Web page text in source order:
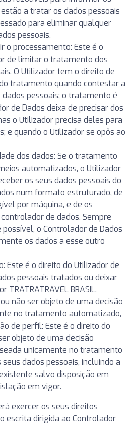
a tratar os dados pessoais
para eliminar qualquer
pessoais.
o processamento: Este é o
de limitar o tratamento dos
O Utilizador tem o direito de
tratamento quando contestar a
pessoais; o tratamento é
de Dados deixa de precisar dos
o Utilizador precisa deles para
e quando o Utilizador se opôs ao
dos dados: Se o tratamento
automatizados, o Utilizador
os seus dados pessoais do
num formato estruturado, de
por máquina, e de os
de dados. Sempre
o Controlador de Dados
os dados a esse outro
Este é o direito do Utilizador de
pessoais tratados ou deixar
TRATRATRAVEL BRASIL.
não ser objeto de uma decisão
no tratamento automatizado,
de perfil: Este é o direito do
objeto de uma decisão
unicamente no tratamento
dados pessoais, incluindo a
salvo disposição em
em vigor.
exercer os seus direitos
escrita dirigida ao Controlador